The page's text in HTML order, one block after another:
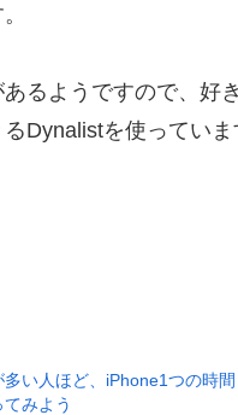
るようですので、好
Dynalistを使っていま
多い人ほど、iPhone1つの時間
てみよう